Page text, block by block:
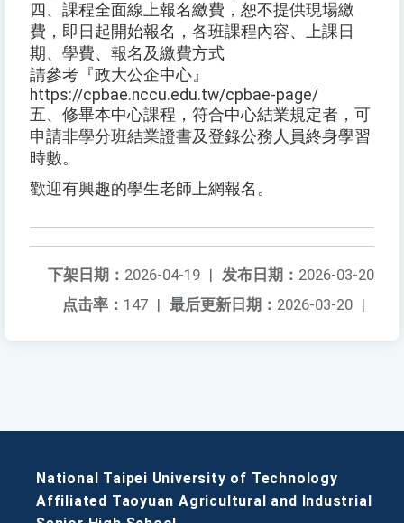
四、課程全面線上報名繳費，恕不提供現場繳
費，即日起開始報名，各班課程內容、上課日
期、學費、報名及繳費方式
請參考『政大公企中心』
https://cpbae.nccu.edu.tw/cpbae-page/
五、修畢本中心課程，符合中心結業規定者，可
申請非學分班結業證書及登錄公務人員終身學習
時數。
歡迎有興趣的學生老師上網報名。
发布日期： 2026-03-20
下架日期： 2026-04-19 |
最后更新日期： 2026-03-20 |
点击率： 147 |
National Taipei University of Technology
Affiliated Taoyuan Agricultural and Industrial